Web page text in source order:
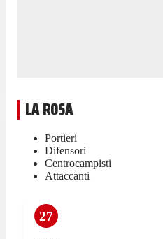
LA ROSA
Portieri
Difensori
Centrocampisti
Attaccanti
27